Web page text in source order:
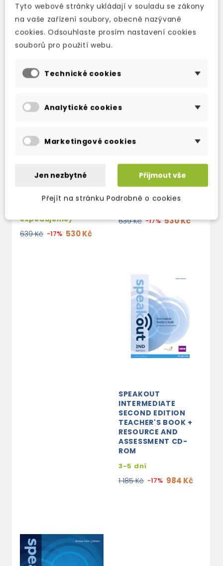
SECOND EDITION
WORKBOOK WITH
skladem (ihned
expedujeme)
639 Kč -17% 530 Kč
INTERMEDIATE
SECOND EDITION
WORKBOOK
639 Kč -17% 530 Kč
SPEAKOUT
INTERMEDIATE
SECOND EDITION
TEACHER'S BOOK +
RESOURCE AND
ASSESSMENT CD-
ROM
3-5 dní
1 185 Kč -17% 984 Kč
Tyto webové stránky ukládají v souladu se zákony
na vaše zařízení soubory, obecně nazývané
cookies. Odsouhlaste prosím nastavení cookies
souborů pro použití webu.
Technické cookies
Analytické cookies
Marketingové cookies
Jen nezbytné Přijmout vše
Přejít na stránku Podrobně o cookies